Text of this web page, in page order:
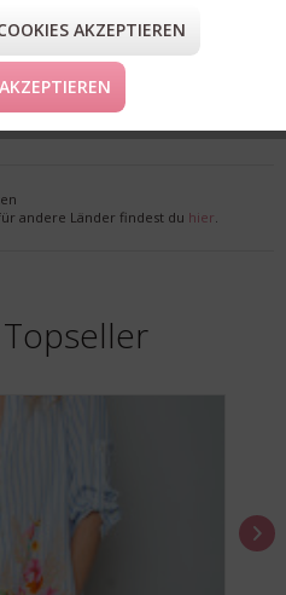
RETOURE
andere Länder findest du hier.
AKZEPTIEREN